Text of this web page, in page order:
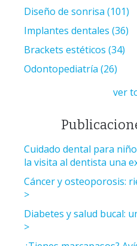
Diseño de sonrisa (101)
Implantes dentales (36)
Brackets estéticos (34)
Odontopediatría (26)
ver
Cuidado dental para
la visita al dentista una
Cáncer y osteoporosis:
Diabetes y salud bucal: